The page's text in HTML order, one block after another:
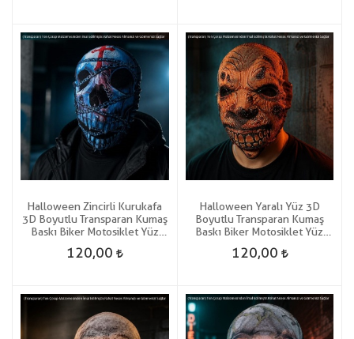
Halloween Zincirli Kurukafa
3D Boyutlu Transparan Kumaş
Baskı Biker Motosiklet Yüz
Korku Maskesi
120,00
Halloween Yaralı Yüz 3D
Boyutlu Transparan Kumaş
Baskı Biker Motosiklet Yüz
Korku Maskesi
120,00